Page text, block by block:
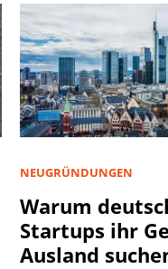
NEUGRÜNDUNGEN
Warum
Startups ihr
Ausland